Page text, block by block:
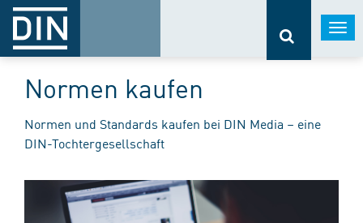
Normen kaufen
Normen und Standards kaufen bei DIN Media – eine
DIN-Tochtergesellschaft